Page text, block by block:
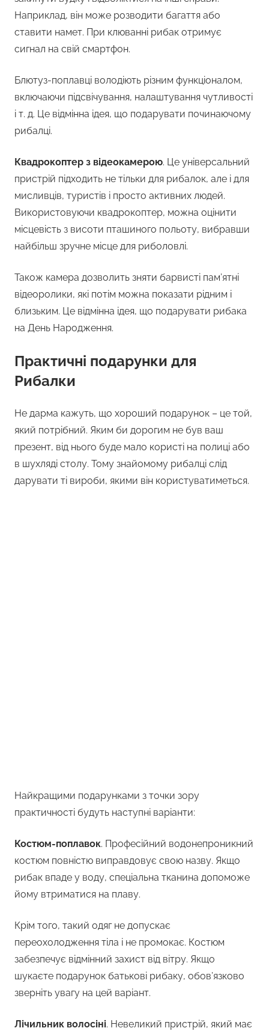
Наприклад, він може розводити багаття або
ставити намет. При клюванні рибак отримує
сигнал на свій смартфон.
Блютуз-поплавці володіють різним функціоналом,
включаючи підсвічування, налаштування чутливості
і т. д. Це відмінна ідея, що подарувати починаючому
рибалці.
Квадрокоптер з відеокамерою. Це універсальний
пристрій підходить не тільки для рибалок, але і для
мисливців, туристів і просто активних людей.
Використовуючи квадрокоптер, можна оцінити
місцевість з висоти пташиного польоту, вибравши
найбільш зручне місце для риболовлі.
Також камера дозволить зняти барвисті пам’ятні
відеоролики, які потім можна показати рідним і
близьким. Це відмінна ідея, що подарувати рибака
на День Народження.
Практичні подарунки для
Рибалки
Не дарма кажуть, що хороший подарунок – це той,
який потрібний. Яким би дорогим не був ваш
презент, від нього буде мало користі на полиці або
в шухляді столу. Тому знайомому рибалці слід
дарувати ті вироби, якими він користуватиметься.
Найкращими подарунками з точки зору
практичності будуть наступні варіанти:
Костюм-поплавок. Професійний водонепроникний
костюм повністю виправдовує свою назву. Якщо
рибак впаде у воду, спеціальна тканина допоможе
йому втриматися на плаву.
Крім того, такий одяг не допускає
переохолодження тіла і не промокає. Костюм
забезпечує відмінний захист від вітру. Якщо
шукаєте подарунок батькові рибаку, обов’язково
зверніть увагу на цей варіант.
Лічильник волосіні. Невеликий пристрій, який має